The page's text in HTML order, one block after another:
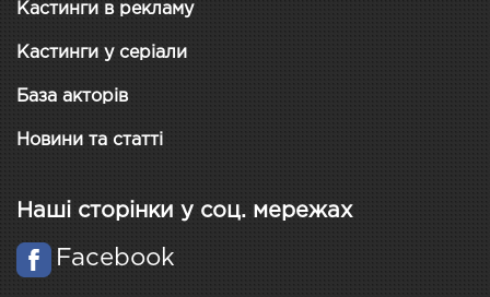
Кастинги в рекламу
Кастинги у серіали
База акторів
Новини та статті
Наші сторінки у соц. мережах
Facebook